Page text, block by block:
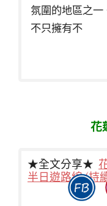
氛圍的地區之一
不只擁有不
花
★全文分享★
半日遊路線 (持